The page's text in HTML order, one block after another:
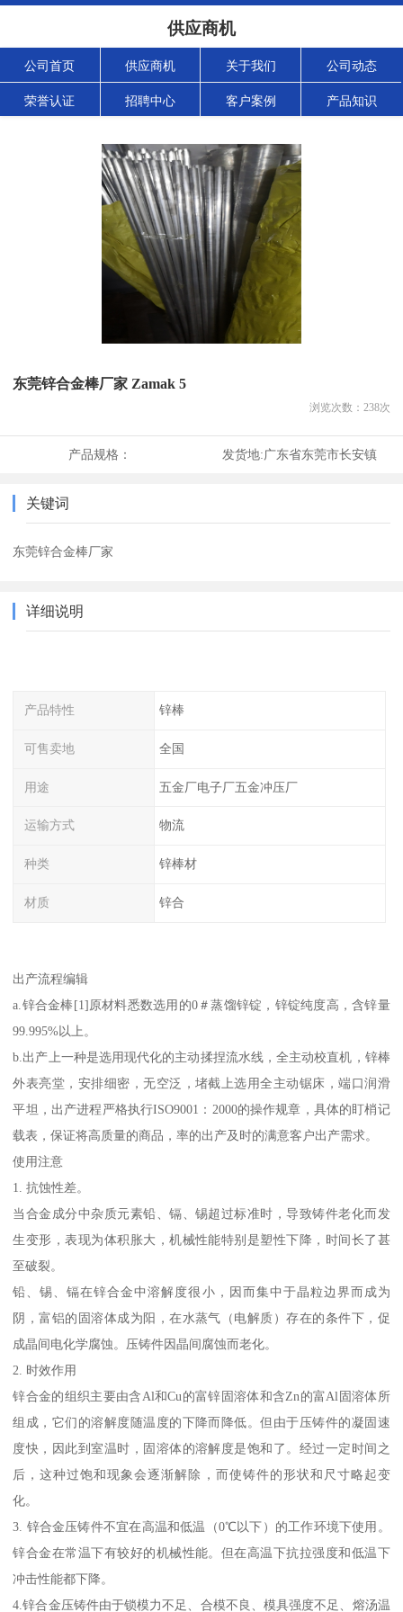
供应商机
公司首页 供应商机 关于我们 公司动态
荣誉认证 招聘中心 客户案例 产品知识
东莞锌合金棒厂家 Zamak 5
浏览次数： 238次
产品规格： 发货地:广东省东莞市长安镇
关键词
东莞锌合金棒厂家
详细说明
产品特性 锌棒
可售卖地 全国
用途 五金厂电子厂五金冲压厂
运输方式 物流
种类 锌棒材
材质 锌合
出产流程编辑
a.锌合金棒[1]原材料悉数选用的0＃蒸馏锌锭，锌锭纯度高，含锌量
99.995%以上。
b.出产上一种是选用现代化的主动揉捏流水线，全主动校直机，锌棒
外表亮堂，安排细密，无空泛，堵截上选用全主动锯床，端口润滑
平坦，出产进程严格执行ISO9001：2000的操作规章，具体的盯梢记
载表，保证将高质量的商品，率的出产及时的满意客户出产需求。
使用注意
1. 抗蚀性差。
当合金成分中杂质元素铅、镉、锡超过标准时，导致铸件老化而发
生变形，表现为体积胀大，机械性能特别是塑性下降，时间长了甚
至破裂。
铅、锡、镉在锌合金中溶解度很小，因而集中于晶粒边界而成为
阴，富铝的固溶体成为阳，在水蒸气（电解质）存在的条件下，促
成晶间电化学腐蚀。压铸件因晶间腐蚀而老化。
2. 时效作用
锌合金的组织主要由含Al和Cu的富锌固溶体和含Zn的富Al固溶体所
组成，它们的溶解度随温度的下降而降低。但由于压铸件的凝固速
度快，因此到室温时，固溶体的溶解度是饱和了。经过一定时间之
后，这种过饱和现象会逐渐解除，而使铸件的形状和尺寸略起变
化。
3. 锌合金压铸件不宜在高温和低温（0℃以下）的工作环境下使用。
锌合金在常温下有较好的机械性能。但在高温下抗拉强度和低温下
冲击性能都下降。
4.锌合金压铸件由于锁模力不足、合模不良、模具强度不足、熔汤温